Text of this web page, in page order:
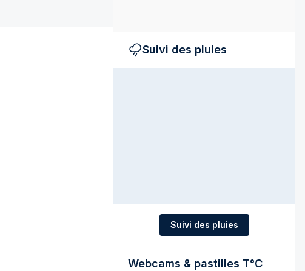
Suivi des pluies
Suivi des pluies
Webcams & pastilles T°C